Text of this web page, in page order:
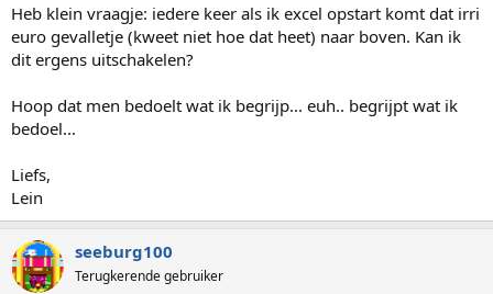
t
e
r
Heb klein vraagje: iedere keer als ik excel opstart komt dat irri
euro gevalletje (kweet niet hoe dat heet) naar boven. Kan ik
dit ergens uitschakelen?
Hoop dat men bedoelt wat ik begrijp... euh.. begrijpt wat ik
bedoel...
Liefs,
Lein
seeburg100
Terugkerende gebruiker